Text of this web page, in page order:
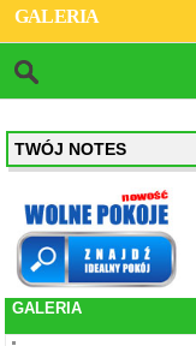
GALERIA
TWÓJ NOTES
GALERIA